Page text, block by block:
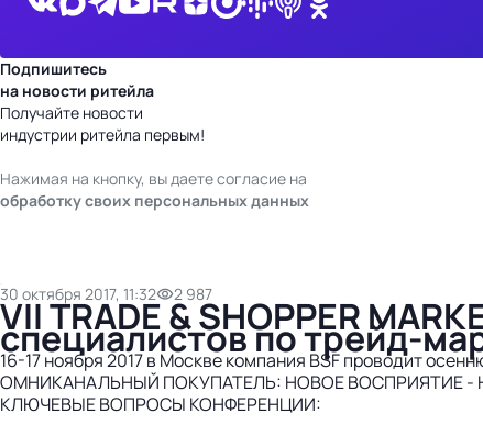
Подпишитесь
на новости ритейла
Получайте новости
индустрии ритейла первым!
Нажимая на кнопку, вы даете согласие на
обработку своих персональных данных
30 октября 2017, 11:32 2 987
VII TRADE & SHOPPER
специалистов по трейд-
16-17 ноября 2017 в Москве компания BSF проводит
ОМНИКАНАЛЬНЫЙ ПОКУПАТЕЛЬ: НОВОЕ ВОСПРИЯТИЕ -
КЛЮЧЕВЫЕ ВОПРОСЫ КОНФЕРЕНЦИИ: